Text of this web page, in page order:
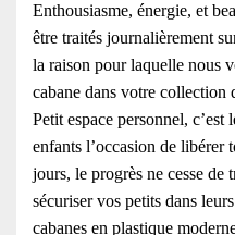
Enthousiasme, énergie, et
être traités journalièrement
la raison pour laquelle nous
cabane dans votre collection
Petit espace personnel,
enfants l’occasion de libérer
jours, le progrès ne cesse
sécuriser vos petits dans
cabanes en plastique